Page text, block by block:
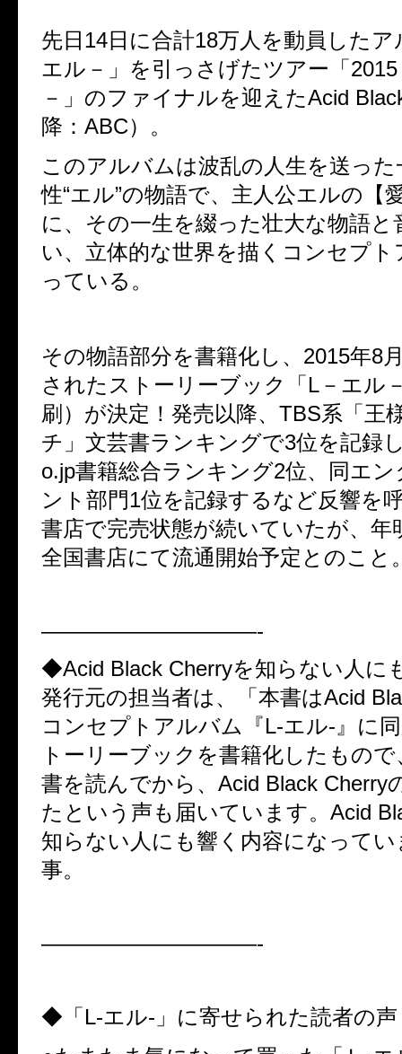
先日14日に合計18万人を動員した
エル－」を引っさげたツアー「
－」のファイナルを迎えたAcid
降：ABC）。
このアルバムは波乱の人生を送った
性“エル”の物語で、主人公エルの【
に、その一生を綴った壮大な物語と
い、立体的な世界を描くコンセプ
っている。
その物語部分を書籍化し、2015年8
されたストーリーブック「L－エル
刷）が決定！発売以降、TBS系「王
チ」文芸書ランキングで3位を記録
o.jp書籍総合ランキング2位、同エ
ント部門1位を記録するなど反響を
書店で完売状態が続いていたが、年
全国書店にて流通開始予定とのこと
——————————-
◆Acid Black Cherryを知らない人に
発行元の担当者は、「本書はAcid
コンセプトアルバム『L-エル-』に
トーリーブックを書籍化したもの
書を読んでから、Acid Black Cherry
たという声も届いています。Acid
知らない人にも響く内容になって
事。
——————————-
◆「L-エル-」に寄せられた読者の声